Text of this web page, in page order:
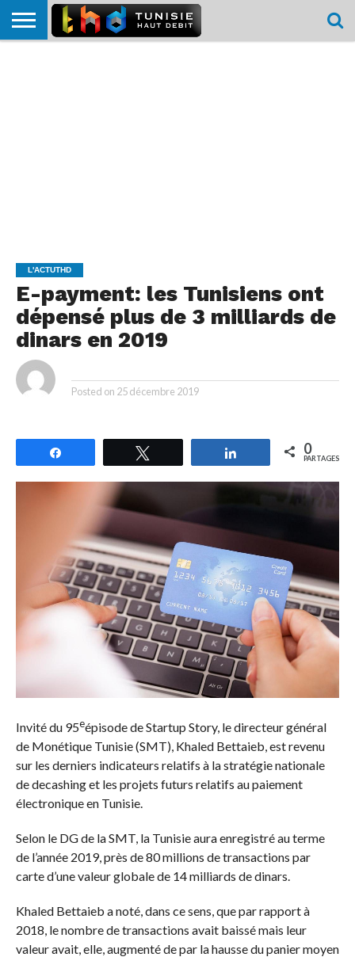
L'ACTUTHD
E-payment: les Tunisiens ont
dépensé plus de 3 milliards de
dinars en 2019
Posted on 25 décembre 2019
Partagez 0
PARTAGES
Invité du 95eépisode de Startup Story, le directeur général
de Monétique Tunisie (SMT), Khaled Bettaieb, est revenu
sur les derniers indicateurs relatifs à la stratégie nationale
de decashing et les projets futurs relatifs au paiement
électronique en Tunisie.
Selon le DG de la SMT, la Tunisie aura enregistré au terme
de l’année 2019, près de 80 millions de transactions par
carte d’une valeur globale de 14 milliards de dinars.
Khaled Bettaieb a noté, dans ce sens, que par rapport à
2018, le nombre de transactions avait baissé mais leur
valeur avait, elle, augmenté de par la hausse du panier moyen